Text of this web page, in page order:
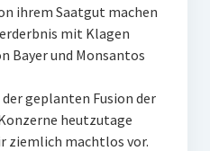
ihrem Saatgut machen
mit Klagen
Bayer und Monsantos
geplanten Fusion der
heutzutage
ziemlich machtlos vor.